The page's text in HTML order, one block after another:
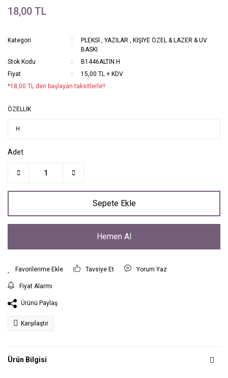
18,00 TL
Kategori PLEKSİ ,YAZILAR , KİŞİYE ÖZEL & LAZER & UV
BASKI
Stok Kodu
B1446ALTIN.H
Fiyat
15,00 TL + KDV
*18,00 TL den başlayan taksitlerle!!
ÖZELLİK
Adet
Sepete Ekle
Hemen Al
Tavsiye Et Yorum Yaz
Fiyat Alarmı
Ürünü Paylaş
Karşılaştır
Ürün Bilgisi